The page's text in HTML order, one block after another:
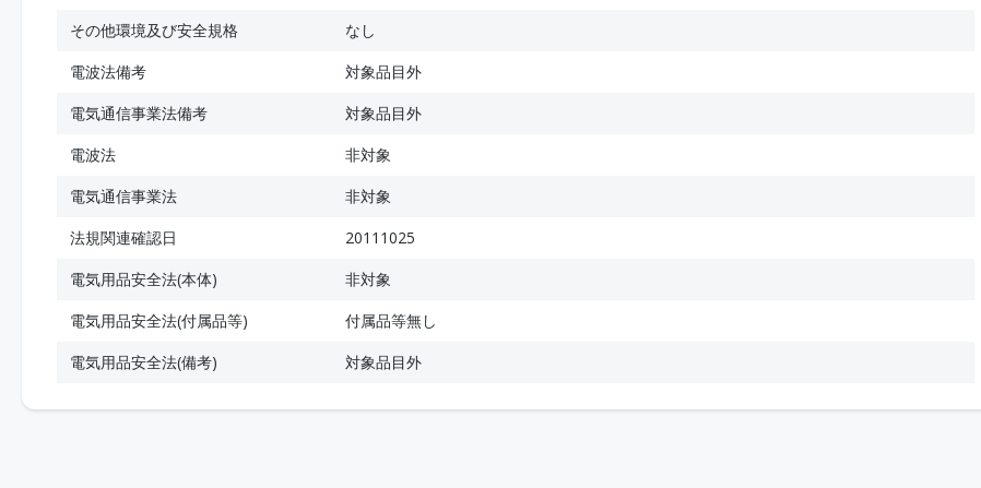
その他環境及び安全規格
なし
電波法備考
対象品目外
電気通信事業法備考
対象品目外
電波法
非対象
電気通信事業法
非対象
法規関連確認日
20111025
電気用品安全法(本体)
非対象
電気用品安全法(付属品等)
付属品等無し
電気用品安全法(備考)
対象品目外